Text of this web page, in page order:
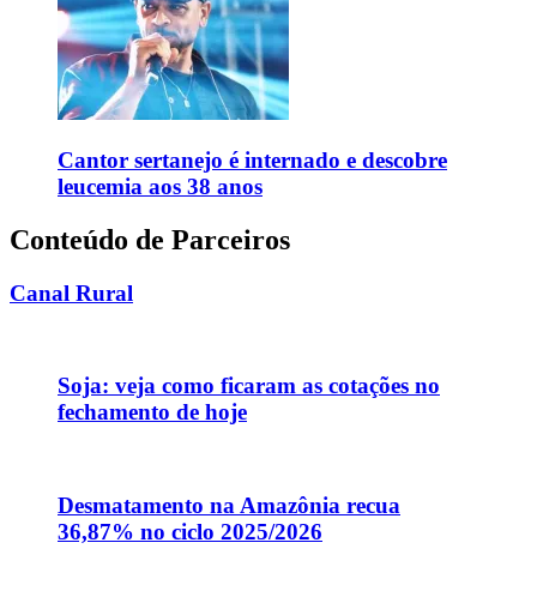
Cantor sertanejo é internado e descobre
leucemia aos 38 anos
Conteúdo de Parceiros
Canal Rural
Soja: veja como ficaram as cotações no
fechamento de hoje
Desmatamento na Amazônia recua
36,87% no ciclo 2025/2026